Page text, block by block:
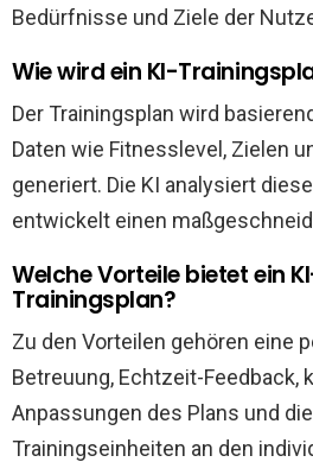
Bedürfnisse und Ziele der
Wie wird ein KI-
Der Trainingsplan wird
Daten wie Fitnesslevel, Zielen
generiert. Die KI analysiert
entwickelt einen
Welche Vorteile bietet ein
Trainingsplan?
Zu den Vorteilen gehören eine
Betreuung, Echtzeit-Feedback,
Anpassungen des Plans und
Trainingseinheiten an den